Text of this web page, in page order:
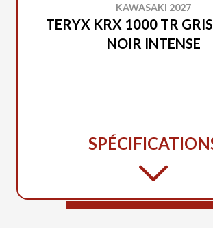
KAWASAKI 2027
TERYX KRX 1000 TR
NOIR INTENSE